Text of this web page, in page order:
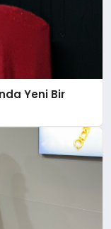
Yeni Bir